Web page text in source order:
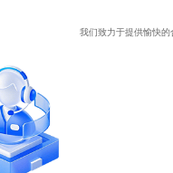
我们致力于提供愉快